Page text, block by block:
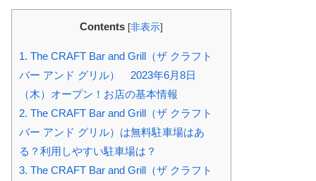
Contents [非表示]
1. The CRAFT Bar and Grill（ザ クラフト
バー アンド グリル） 2023年6月8日
（木）オープン！お店の基本情報
2. The CRAFT Bar and Grill（ザ クラフト
バー アンド グリル）は無料駐車場はあ
る？利用しやすい駐車場は？
3. The CRAFT Bar and Grill（ザ クラフト